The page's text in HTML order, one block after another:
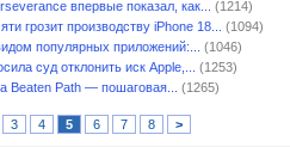
впервые показал, как...
(1214)
грозит производству iPhone 18...
(1094)
популярных приложений:...
(1046)
суд отклонить иск Apple,...
(1253)
Beaten Path — пошаговая...
(1265)
3 4 5 6 7 8 >